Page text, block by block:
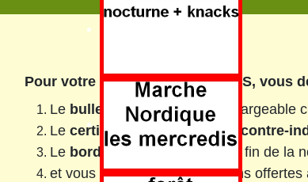
Ven 14 août
Pour votre adhésion 2026 au CVS, vous
Le bulletin d'adhésion téléchargeable
Le certificat médical de non contre-
Le bordereau se trouvant à la fin de la
et vous trouverez les réductions